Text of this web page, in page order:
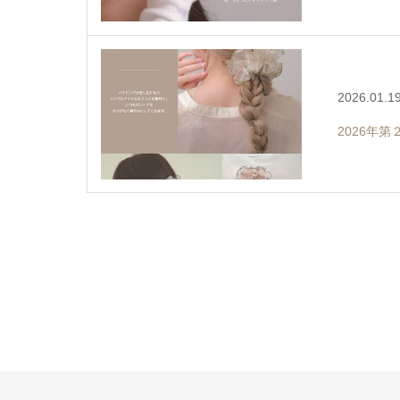
2026.01.19
2026年第